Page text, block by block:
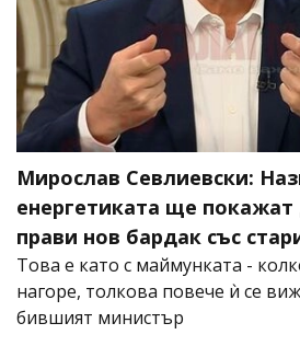
Мирослав Севлиевски:
енергетиката ще
прави нов бардак със
Това е като с маймунката -
нагоре, толкова повече ѝ се
бившият министър